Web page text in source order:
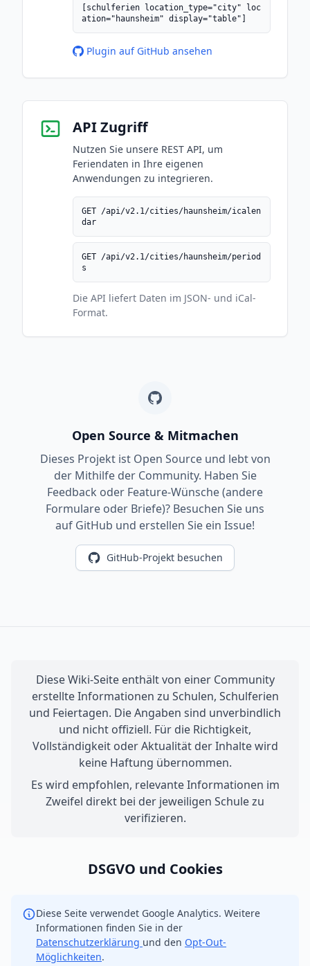
[schulferien location_type="city" loc
ation="haunsheim" display="table"]
Plugin auf GitHub ansehen
API Zugriff
Nutzen Sie unsere REST API, um
Feriendaten in Ihre eigenen
Anwendungen zu integrieren.
GET /api/v2.1/cities/haunsheim/icalen
dar
GET /api/v2.1/cities/haunsheim/period
s
Die API liefert Daten im JSON- und iCal-
Format.
Open Source & Mitmachen
Dieses Projekt ist Open Source und lebt von
der Mithilfe der Community. Haben Sie
Feedback oder Feature-Wünsche (andere
Formulare oder Briefe)? Besuchen Sie uns
auf GitHub und erstellen Sie ein Issue!
GitHub-Projekt besuchen
Diese Wiki-Seite enthält von einer Community
erstellte Informationen zu Schulen, Schulferien
und Feiertagen. Die Angaben sind unverbindlich
und nicht offiziell. Für die Richtigkeit,
Vollständigkeit oder Aktualität der Inhalte wird
keine Haftung übernommen.
Es wird empfohlen, relevante Informationen im
Zweifel direkt bei der jeweiligen Schule zu
verifizieren.
DSGVO und Cookies
Diese Seite verwendet Google Analytics. Weitere
Informationen finden Sie in der
Datenschutzerklärung und den Opt-Out-
Möglichkeiten.